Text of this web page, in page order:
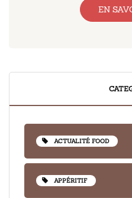
EN
ACTUALITÉ FOOD
APPÉRITIF